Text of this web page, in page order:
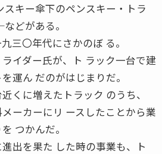
スキー傘下のペンスキー・トラ
どがある。
三〇年代にさかのぼ る。
イダー氏が、ト ラック一台で建
運ん だのがはじまりだ。
くに増えたトラック のうち、
ーカーにリ ースしたことから業
つかんだ。
出を果た した時の事業も、ト